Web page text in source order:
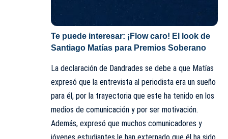
Te puede interesar: ¡Flow caro! El look de
Santiago Matías para Premios Soberano
La declaración de Dandrades se debe a que Matías
expresó que la entrevista al periodista era un sueño
para él, por la trayectoria que este ha tenido en los
medios de comunicación y por ser motivación.
Además, expresó que muchos comunicadores y